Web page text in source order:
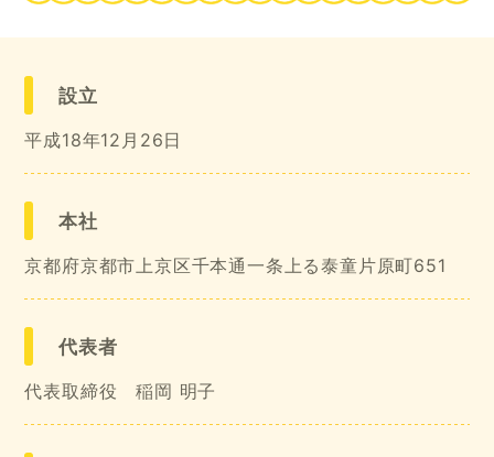
設立
平成18年12月26日
本社
京都府京都市上京区千本通一条上る泰童片原町651
代表者
代表取締役 稲岡 明子